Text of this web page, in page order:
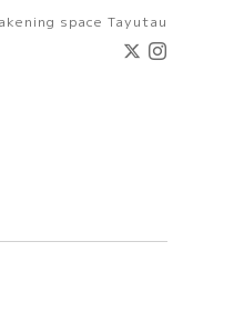
space Tayutau